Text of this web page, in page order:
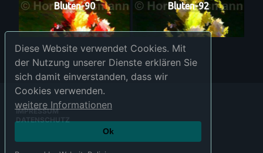
Diese Website verwendet Cookies. Mit
der Nutzung unserer Dienste erklären Sie
sich damit einverstanden, dass wir
Cookies verwenden.
weitere Informationen
Ok
Bluten-90 Bluten-92
IMPRESSUM
DATENSCHUTZ